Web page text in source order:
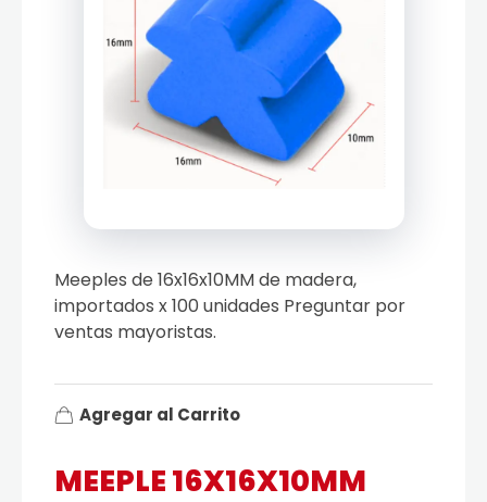
MEEPLE 16X16X10MM
Meeples de 16x16x10MM de madera,
importados x 100 unidades Preguntar por
ventas mayoristas.
Agregar al Carrito